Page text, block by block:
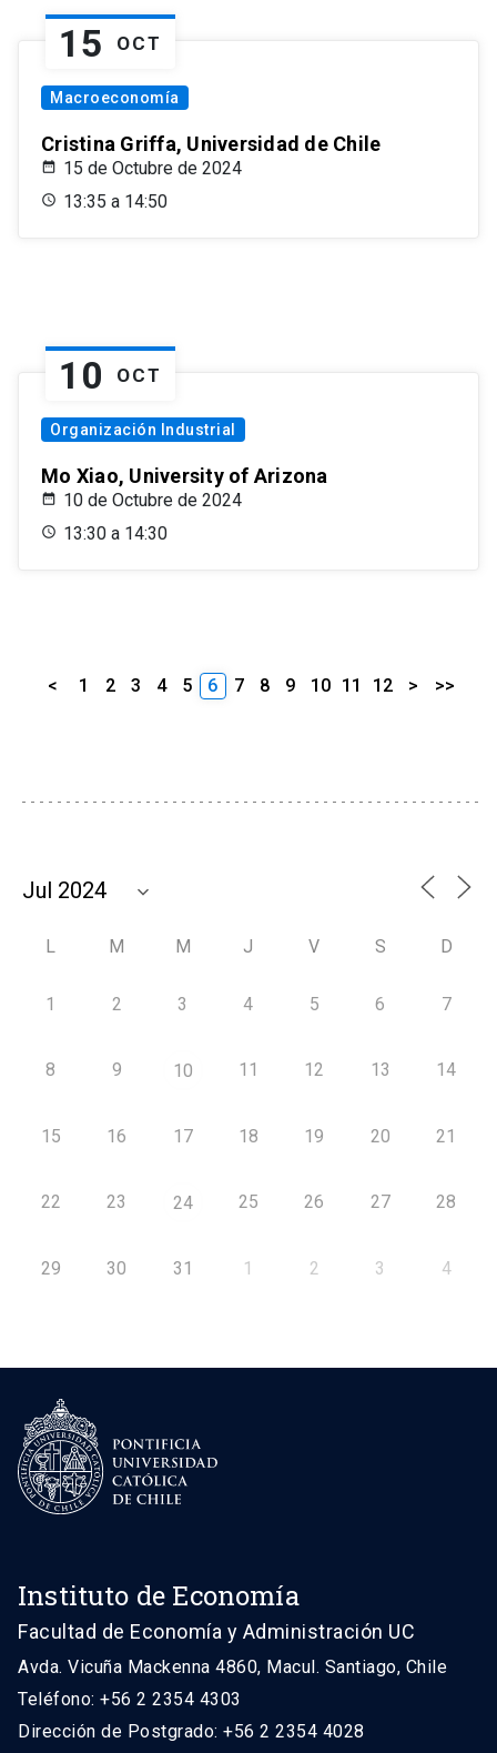
15 OCT
Macroeconomía
Cristina Griffa, Universidad de Chile
15 de Octubre de 2024
13:35 a 14:50
10 OCT
Organización Industrial
Mo Xiao, University of Arizona
10 de Octubre de 2024
13:30 a 14:30
< 1 2 3 4 5 6 7 8 9 10 11 12 > >>
L M M J V S D
1 2 3 4 5 6 7
8 9 10 11 12 13 14
15 16 17 18 19 20 21
22 23 24 25 26 27 28
29 30 31 1 2 3 4
Instituto de Economía
Facultad de Economía y Administración UC
Avda. Vicuña Mackenna 4860, Macul. Santiago, Chile
Teléfono: +56 2 2354 4303
Dirección de Postgrado: +56 2 2354 4028